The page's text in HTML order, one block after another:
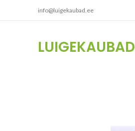
info@luigekaubad.ee
LUIGEKAUBAD